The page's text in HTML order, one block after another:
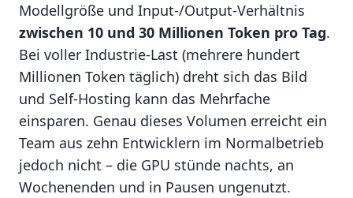
Modellgröße und Input-/Output-Verhältnis
zwischen 10 und 30 Millionen Token pro Tag.
Bei voller Industrie-Last (mehrere hundert
Millionen Token täglich) dreht sich das Bild
und Self-Hosting kann das Mehrfache
einsparen. Genau dieses Volumen erreicht ein
Team aus zehn Entwicklern im Normalbetrieb
jedoch nicht – die GPU stünde nachts, an
Wochenenden und in Pausen ungenutzt.